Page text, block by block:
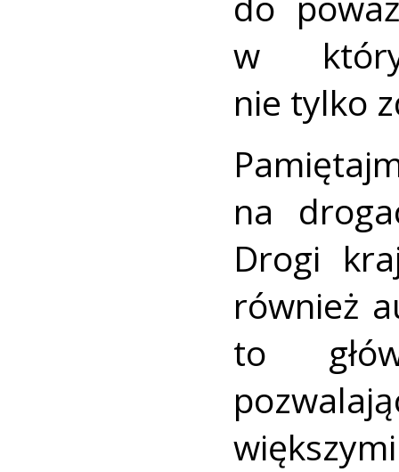
w
nie tylko
na
Drogi
również
to